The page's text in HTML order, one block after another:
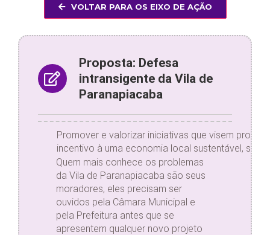
VOLTAR PARA OS EIXO DE AÇÃO
Proposta: Defesa
intransigente da Vila de
Paranapiacaba
Promover e valorizar iniciativas que visem
incentivo à uma economia local sustentável,
Quem mais conhece os problemas
da Vila de Paranapiacaba são seus
moradores, eles precisam ser
ouvidos pela Câmara Municipal e
pela Prefeitura antes que se
apresentem qualquer novo projeto